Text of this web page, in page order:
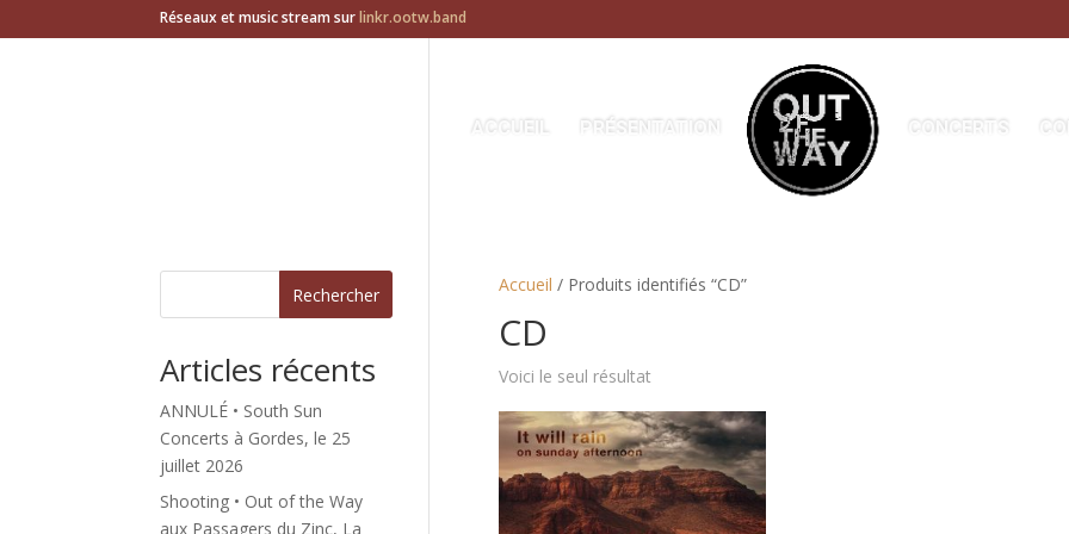
Réseaux et music stream surlinkr.ootw.band
ACCUEIL PRÉSENTATION CONCERTS
Accueil / Produits identifiés “CD”
CD
Voici le seul résultat
Rechercher
Articles récents
ANNULÉ • South Sun
Concerts à Gordes, le 25
juillet 2026
Shooting • Out of the Way
aux Passagers du Zinc, La